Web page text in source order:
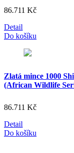
86.711 Kč
Detail
Do košíku
Zlatá mince 1000
(African Wildlife
86.711 Kč
Detail
Do košíku